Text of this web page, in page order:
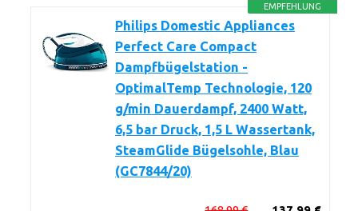
EMPFEHLUNG
Philips Domestic Appliances
Perfect Care Compact
Dampfbügelstation -
OptimalTemp Technologie, 120
g/min Dauerdampf, 2400 Watt,
6,5 bar Druck, 1,5 L Wassertank,
SteamGlide Bügelsohle, Blau
(GC7844/20)